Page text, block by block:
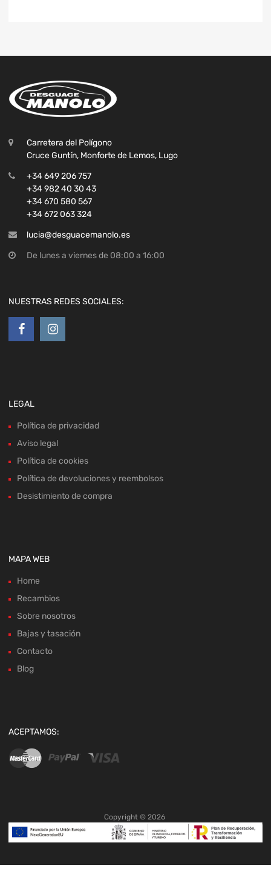
Carretera del Polígono
Cruce Guntín, Monforte de Lemos, Lugo
+34 649 206 757
+34 982 40 30 43
+34 670 580 567
+34 672 063 324
lucia@desguacemanolo.es
De lunes a viernes de 08:00 a 16:00
NUESTRAS REDES SOCIALES:
LEGAL
Política de privacidad
Aviso legal
Política de cookies
Política de devoluciones y reembolsos
Desistimiento de compra
MAPA WEB
Home
Recambios
Sobre nosotros
Bajas y tasación
Contacto
Blog
ACEPTAMOS:
Copyright © 2026